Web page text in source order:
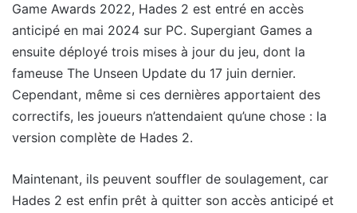
Game Awards 2022, Hades 2 est entré en accès
anticipé en mai 2024 sur PC. Supergiant Games a
ensuite déployé trois mises à jour du jeu, dont la
fameuse The Unseen Update du 17 juin dernier.
Cependant, même si ces dernières apportaient des
correctifs, les joueurs n’attendaient qu’une chose : la
version complète de Hades 2.
Maintenant, ils peuvent souffler de soulagement, car
Hades 2 est enfin prêt à quitter son accès anticipé et